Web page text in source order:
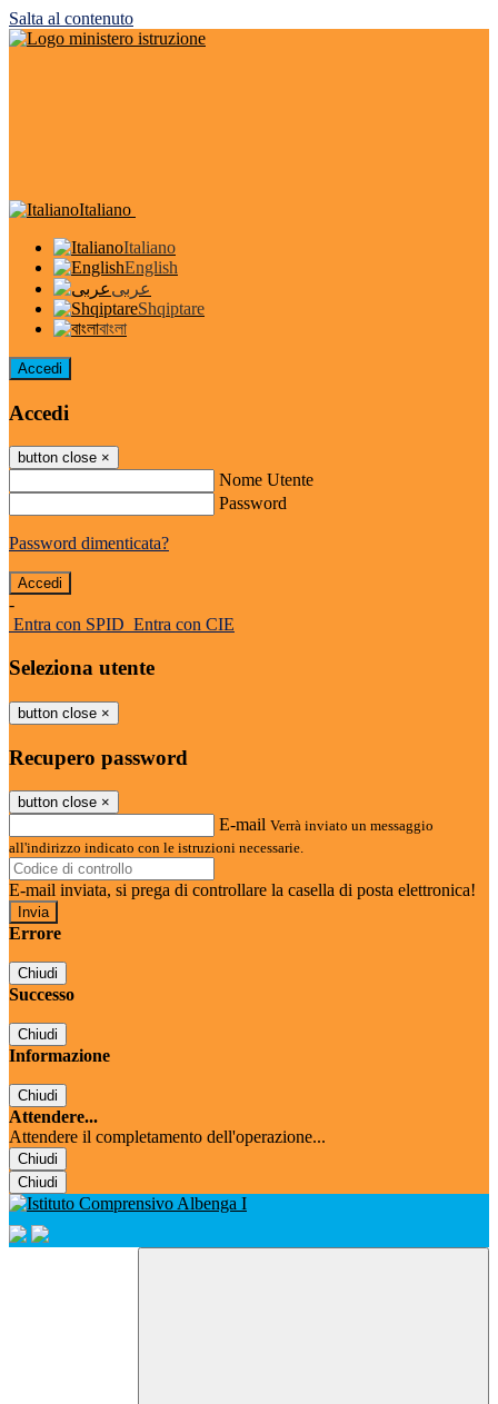
Salta al contenuto
Italiano
Italiano
English
عربى
Shqiptare
বাংলা
Accedi
Accedi
button close ×
Nome Utente
Password
Password dimenticata?
-
Entra con SPID Entra con CIE
Seleziona utente
button close ×
Recupero password
button close ×
E-mail Verrà inviato un messaggio
all'indirizzo indicato con le istruzioni necessarie.
E-mail inviata, si prega di controllare la casella di posta elettronica!
Errore
Chiudi
Successo
Chiudi
Informazione
Chiudi
Attendere...
Attendere il completamento dell'operazione...
Chiudi
Chiudi